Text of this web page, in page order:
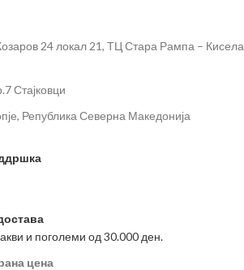
24 локал 21, ТЦ Стара Рампа – Кисела
Стајковци
Република Северна Македонија
и поголеми од 30.000 ден.
цена